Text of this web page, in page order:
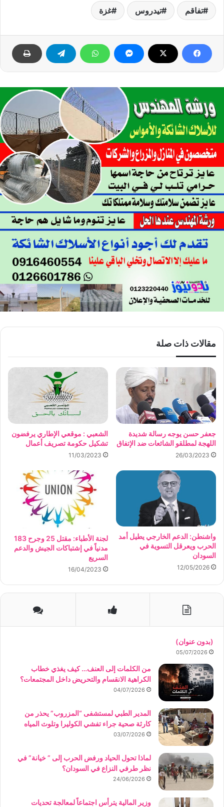
تفاقم تيدروس غزة
مقالات ذات صلة
جعفر حسن يوجه رسالة شديدة
اللهجة لمطلقو الشائعات ضد الإتفاق
26/03/2023
الشعبي : موقعي الإطاري يرفضون
تشكيل حكومة تصريف أعمال
11/03/2023
واشنطن: الدعم الخارجي يطيل أمد
الحرب ويعرقل التسوية في
السودان
12/05/2026
لجنة الأطباء: مقتل 25 وجرح 183
مدنياً في إشتباكات الجيش والدعم
السريع
16/04/2023
(بدون عنوان)
05/07/2026
من الكلمات إلى العنف… كيف يغذي خطاب
الكراهية الانقسام والتحريض داخل المجتمعات؟
04/07/2026
المدير الطبي لمستشفى “المزروب” يحذر من
كارثة صحية جراء تفشي الكوليرا وتلوث المياه
03/07/2026
لماذا تحول الحياد ورفض الحرب إلى ” خيانة” في
نظر طرفي النزاع في السودان؟
24/06/2026
وزير المالية يترأس اجتماعاً لمعالجة تحديات